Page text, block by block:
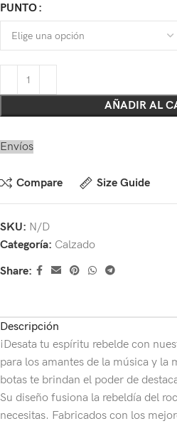
PUNTO
AÑADIR AL
Envíos
Compare Size Guide
SKU: N/D
Categoría: Calzado
Share:
Descripción
¡Desata tu espíritu rebelde con
para los amantes de la música y la
botas te brindan el poder de
Su diseño fusiona la rebeldía del
necesitas. Fabricados con los